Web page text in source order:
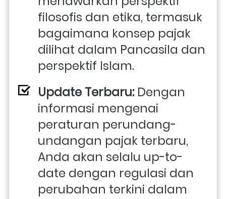
filosofis dan etika, termasuk
bagaimana konsep pajak
dilihat dalam Pancasila dan
perspektif Islam.
Update Terbaru: Dengan
informasi mengenai
peraturan perundang-
undangan pajak terbaru,
Anda akan selalu up-to-
date dengan regulasi dan
perubahan terkini dalam